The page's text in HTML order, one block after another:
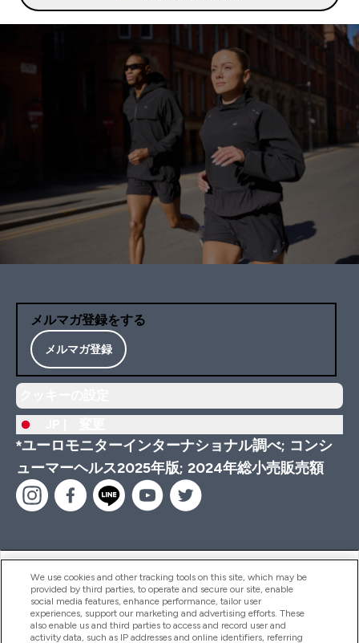
メルマガ登録をする
メルマガ登録
*ユーロモニターインターナショナル調べ; コンシ
ューマーヘルス2025年版; 2024年総小売販売額
ヘルプ＆ガイド
商品について
We use cookies and other tracking tools on this site, which may be
provided by third parties, to operate and secure our site, enable
social media features, enhance performance, tailor user
experiences, support our marketing and advertising efforts. These
also enable us and third parties to access and record user and
activity data, such as IP addresses and online identifiers, referring